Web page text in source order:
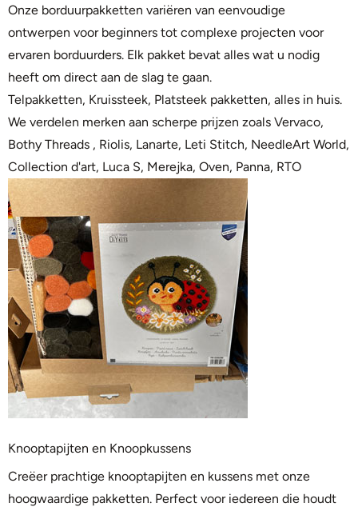
Onze borduurpakketten variëren van eenvoudige
ontwerpen voor beginners tot complexe projecten voor
ervaren borduurders. Elk pakket bevat alles wat u nodig
heeft om direct aan de slag te gaan.
Telpakketten, Kruissteek, Platsteek pakketten, alles in huis.
We verdelen merken aan scherpe prijzen zoals Vervaco,
Bothy Threads , Riolis, Lanarte, Leti Stitch, NeedleArt World,
Collection d'art, Luca S, Merejka, Oven, Panna, RTO
Knooptapijten en Knoopkussens
Creëer prachtige knooptapijten en kussens met onze
hoogwaardige pakketten. Perfect voor iedereen die houdt